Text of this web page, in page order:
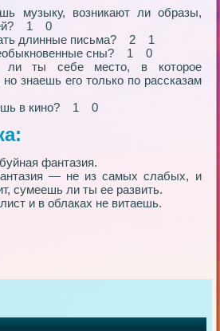
музыку, возникают ли образы,
1 0
длинные письма? 2 1
сны? 1 0
ли ты себе место, в которое
знаешь его только по рассказам
в кино? 1 0
фантазия.
— не из самых слабых, и
сумеешь ли ты ее развить.
и в облаках не витаешь.